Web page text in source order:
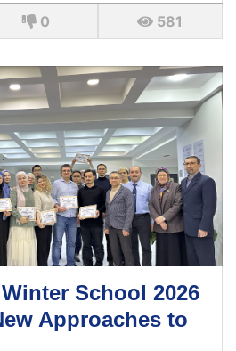
0 581
School 2026
Approaches to